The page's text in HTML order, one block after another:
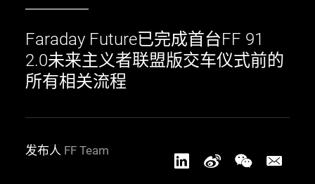
Faraday Future已完成首台FF 91
2.0未来主义者联盟版交车仪式前的
所有相关流程
发布人 FF Team